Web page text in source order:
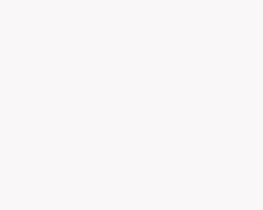
- PRT - 2026 Swatchalog